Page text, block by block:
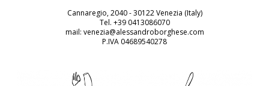
Cannaregio, 2040 - 30122 Venezia (Italy)
Tel. +39 0413086070
mail: venezia@alessandroborghese.com
P.IVA 04689540278